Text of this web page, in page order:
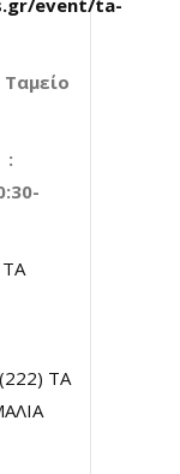
event/ta-
Ταμείο
:
ΤΑ
(222) ΤΑ